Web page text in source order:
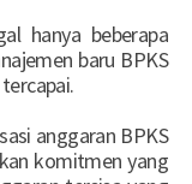
hanya beberapa
baru BPKS
anggaran BPKS
komitmen yang